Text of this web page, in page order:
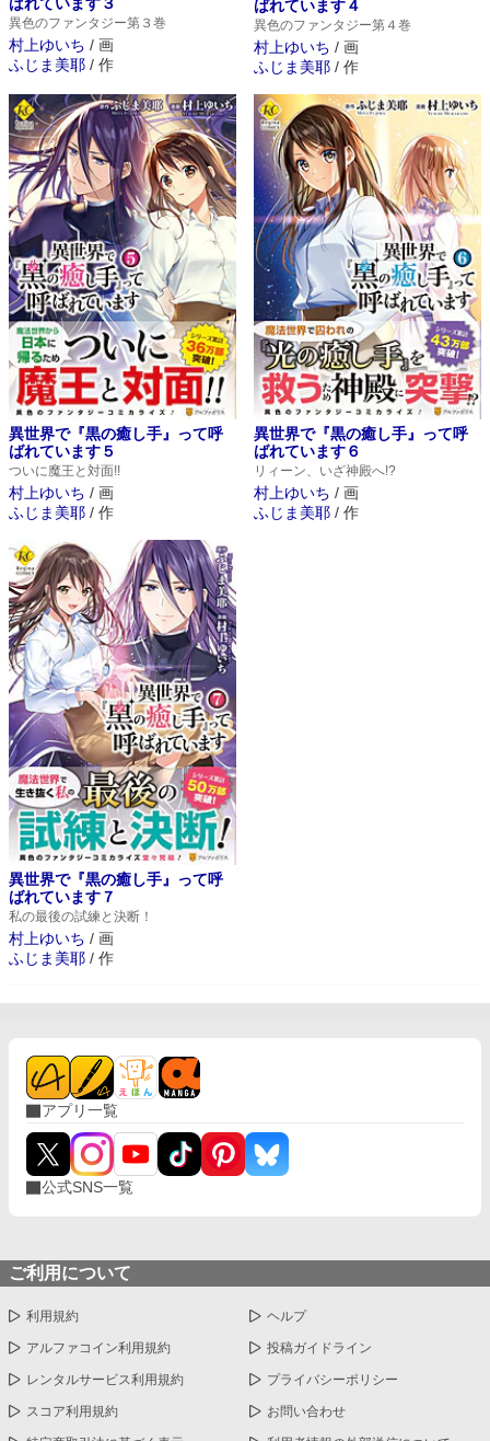
異色のファンタジー第３巻
ばれています３
村上ゆいち / 画
ふじま美耶 / 作
異色のファンタジー第４巻
ばれています４
村上ゆいち / 画
ふじま美耶 / 作
ついに魔王と対面!!
異世界で『黒の癒し手』って呼
ばれています５
村上ゆいち / 画
ふじま美耶 / 作
リィーン、いざ神殿へ!?
異世界で『黒の癒し手』って呼
ばれています６
村上ゆいち / 画
ふじま美耶 / 作
私の最後の試練と決断！
異世界で『黒の癒し手』って呼
ばれています７
村上ゆいち / 画
ふじま美耶 / 作
アプリ一覧
公式SNS一覧
ご利用について
利用規約 ヘルプ
アルファコイン利用規約 投稿ガイドライン
レンタルサービス利用規約 プライバシーポリシー
スコア利用規約 お問い合わせ